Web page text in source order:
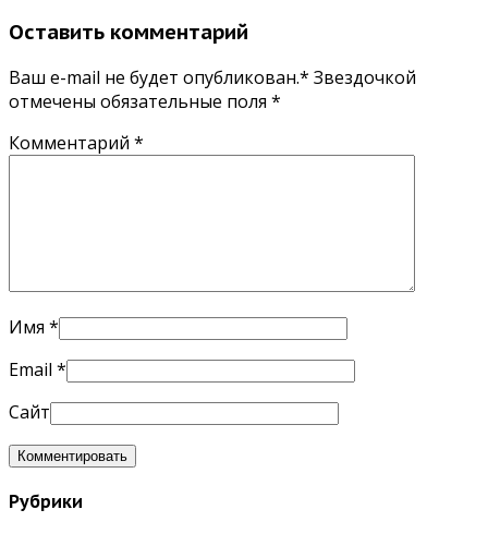
Оставить комментарий
Ваш e-mail не будет опубликован.* Звездочкой
отмечены обязательные поля *
Комментарий *
Имя *
Email *
Сайт
Рубрики